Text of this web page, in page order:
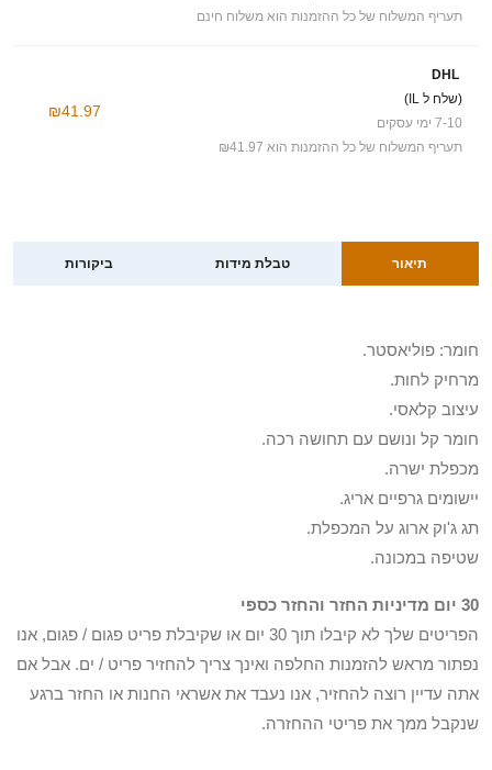
תעריף המשלוח של כל ההזמנות הוא משלוח חינם
DHL
(שלח ל IL)
7-10 ימי עסקים
תעריף המשלוח של כל ההזמנות הוא ₪41.97
₪41.97
תיאור טבלת מידות ביקורות
חומר: פוליאסטר.
מרחיק לחות.
עיצוב קלאסי.
חומר קל ונושם עם תחושה רכה.
מכפלת ישרה.
יישומים גרפיים אריג.
תג ג'וק ארוג על המכפלת.
שטיפה במכונה.
30 יום מדיניות החזר והחזר כספי
הפריטים שלך לא קיבלו תוך 30 יום או שקיבלת פריט פגום / פגום, אנו
נפתור מראש להזמנות החלפה ואינך צריך להחזיר פריט / ים. אבל אם
אתה עדיין רוצה להחזיר, אנו נעבד את אשראי החנות או החזר ברגע
שנקבל ממך את פריטי ההחזרה.